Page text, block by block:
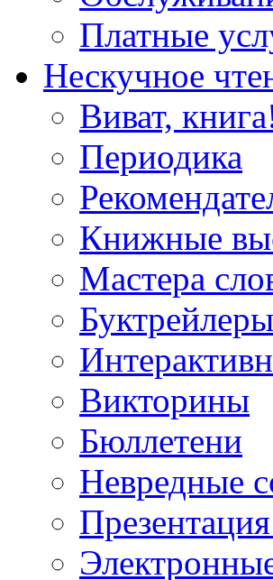
Платные
Нескучное
Виват,
Периодика
Книжные
Мастера
Буктрейлеры
Викторины
Бюллетени
Невредные